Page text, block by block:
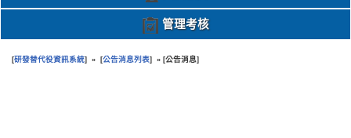
管理考核
[研發替代役資訊系統] » [公告消息列表] » [公告消息]